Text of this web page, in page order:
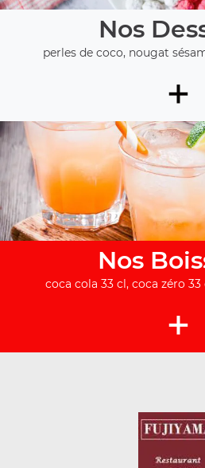
Nos
perles de coco, nougat
+
Nos
coca cola 33 cl, coca zéro 33
+